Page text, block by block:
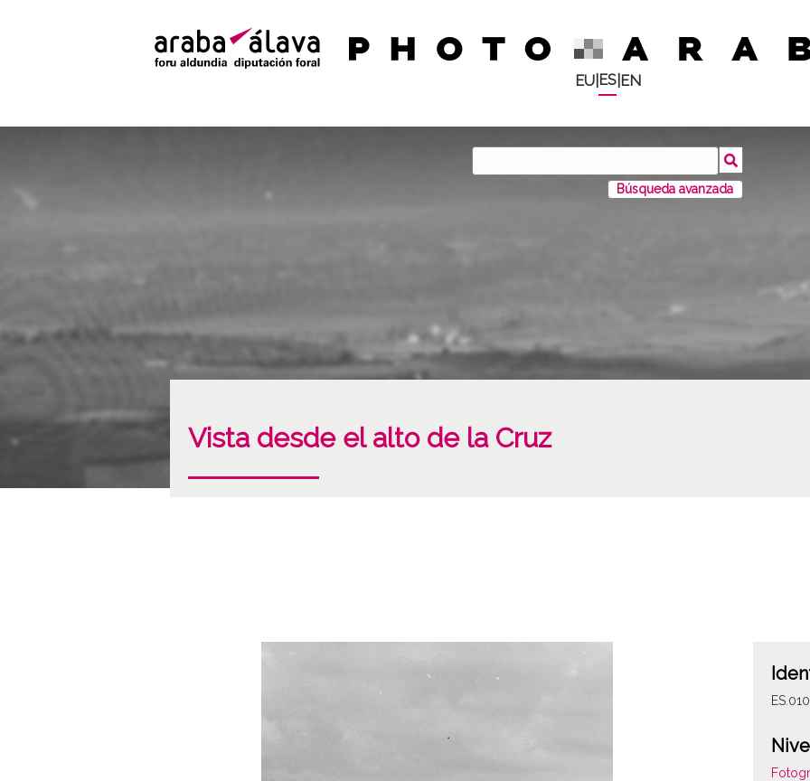
EU| ES| EN
Búsqueda avanzada
Vista desde el alto de la Cruz